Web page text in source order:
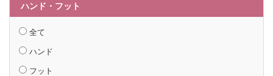
ハンド・フット
全て
ハンド
フット